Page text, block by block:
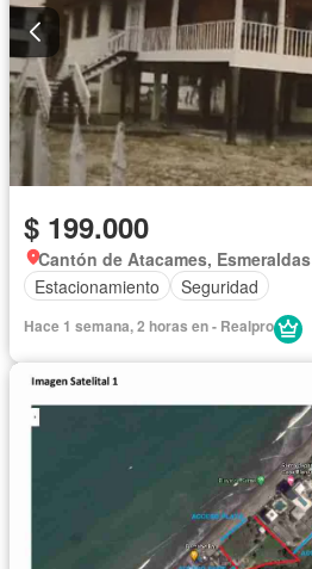
$ 199.000
Cantón de Atacames, Esmeraldas
Estacionamiento
Seguridad
Hace 1 semana, 2 horas en - Realpro